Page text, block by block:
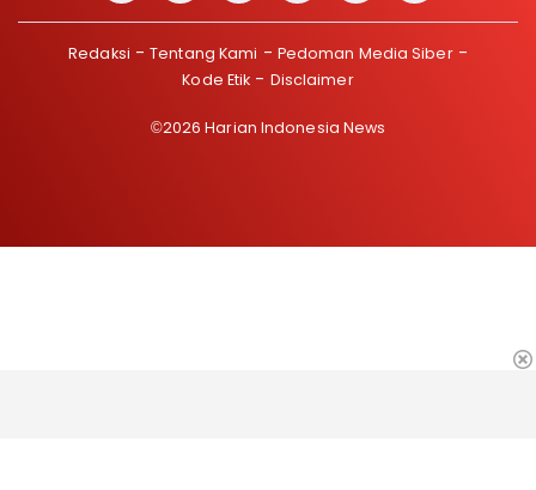
Redaksi Tentang Kami
Pedoman Media Siber
Kode Etik
Disclaimer
©2026 Harian Indonesia News